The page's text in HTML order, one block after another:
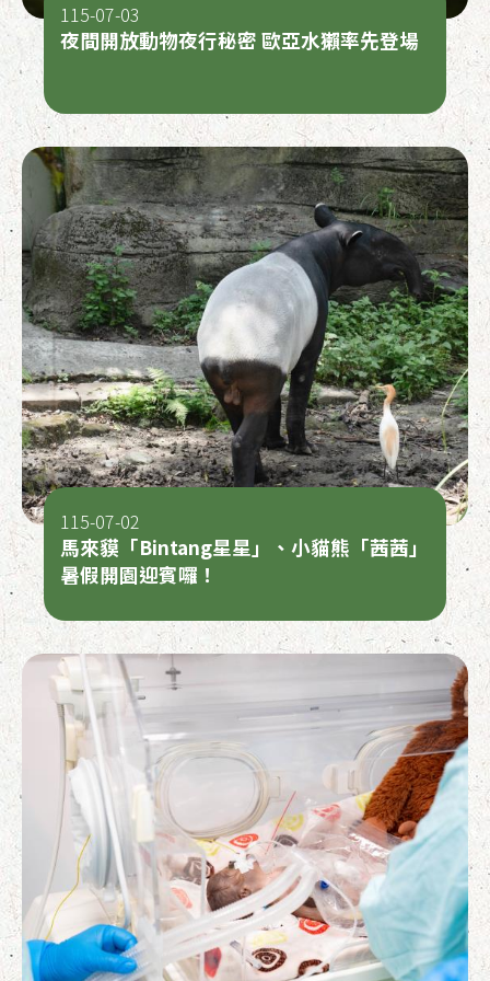
夜間開放動物夜行秘密 歐亞水獺率先登場
115-07-03
馬來貘「Bintang星星」、小貓熊「茜茜」
暑假開園迎賓囉！
115-07-02